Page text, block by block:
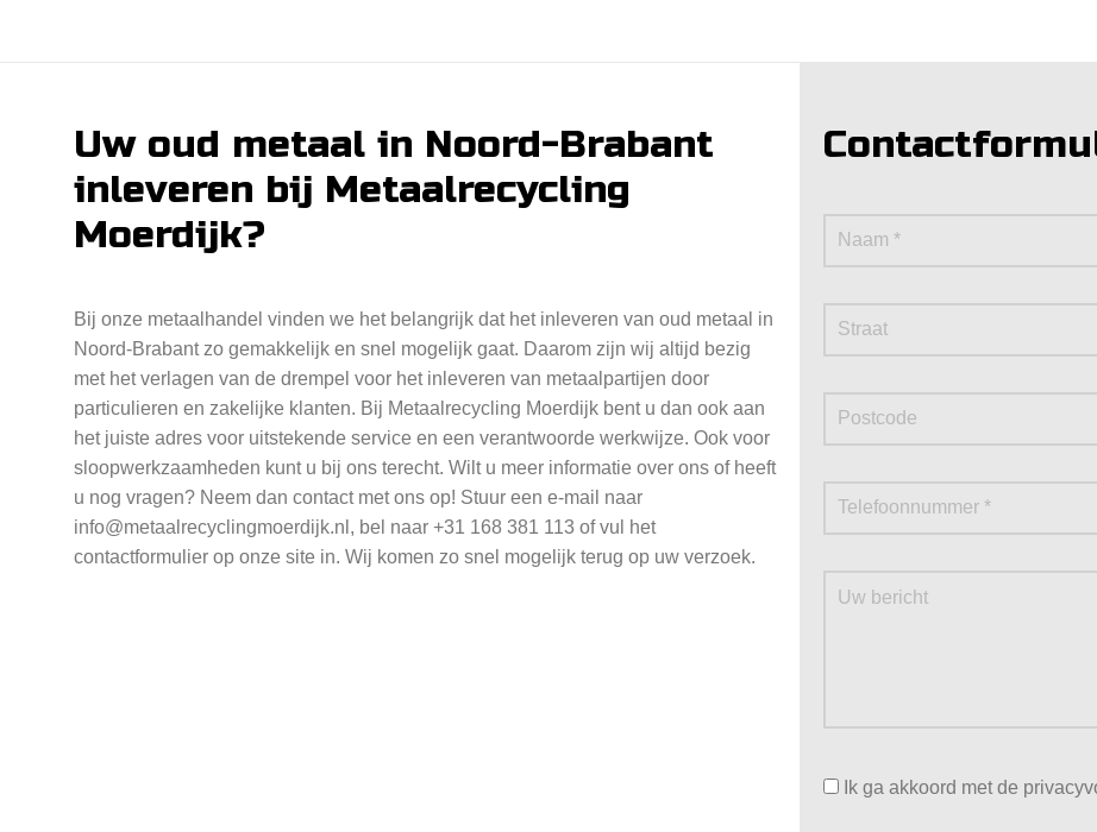
Uw oud metaal in Noord-Brabant
inleveren bij Metaalrecycling
Moerdijk?
Bij onze metaalhandel vinden we het belangrijk dat het inleveren van oud metaal in
Noord-Brabant zo gemakkelijk en snel mogelijk gaat. Daarom zijn wij altijd bezig
met het verlagen van de drempel voor het inleveren van metaalpartijen door
particulieren en zakelijke klanten. Bij Metaalrecycling Moerdijk bent u dan ook aan
het juiste adres voor uitstekende service en een verantwoorde werkwijze. Ook voor
sloopwerkzaamheden kunt u bij ons terecht. Wilt u meer informatie over ons of heeft
u nog vragen? Neem dan contact met ons op! Stuur een e-mail naar
info@metaalrecyclingmoerdijk.nl, bel naar +31 168 381 113 of vul het
contactformulier op onze site in. Wij komen zo snel mogelijk terug op uw verzoek.
Ik ga akkoord met de